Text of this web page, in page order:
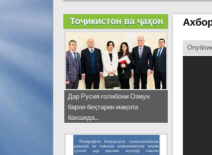
Тоҷикистон ва ҷаҳон
Дар Русия ғолибони Озмун
барои беҳтарин мақола
бахшида...